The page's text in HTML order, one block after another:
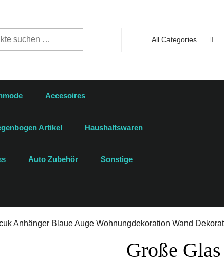
All Categories
Accesoires
Artikel Haushaltswaren
Auto Zubehör Sonstige
Anhänger Blaue Auge Wohnungdekoration Wand
Große